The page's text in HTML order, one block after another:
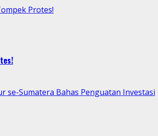
Protes!
se-Sumatera Bahas Penguatan Investasi